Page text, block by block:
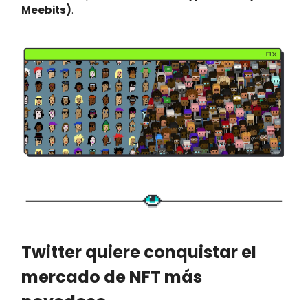
Meebits).
Twitter quiere conquistar el
mercado de NFT más